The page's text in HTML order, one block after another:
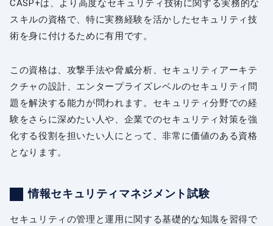
CASP+は、より高度なセキュリティ技術に関する実務的な
スキルの資格で、特に実務経験を活かしたセキュリティ技
術を身に付けるために有用です。
この資格は、攻撃手法や脅威分析、セキュリティアーキテ
クチャの設計、エンタープライズレベルのセキュリティ問
題を解決する能力が問われます。セキュリティ分野での経
験をさらに深めたい人や、企業でのセキュリティ対策を強
化する役割を担いたい人にとって、非常に価値のある資格
となります。
情報セキュリティマネジメント試験
セキュリティの管理と運用に関する基礎的な知識を習得で